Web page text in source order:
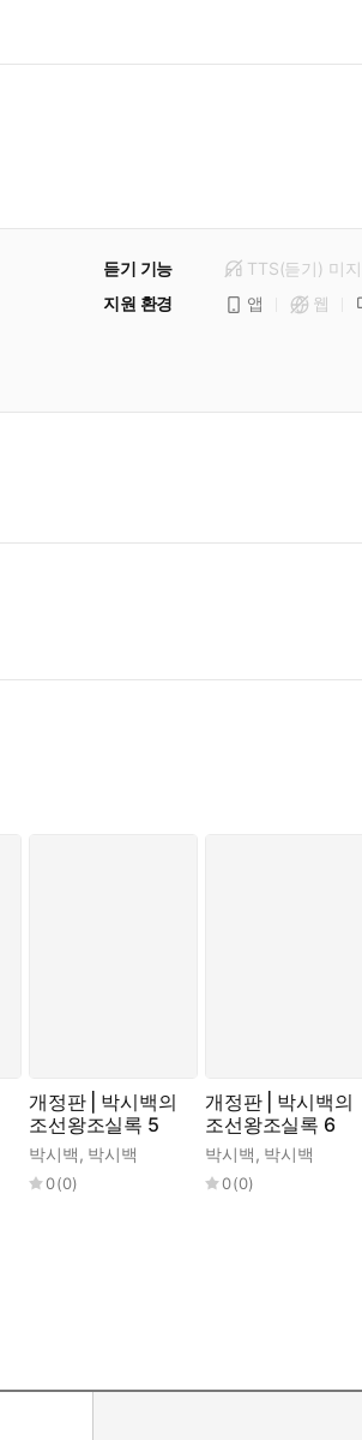
듣기 기능 TTS(듣기) 미
지원 환경 앱
웹
개정판 | 박시백의
조선왕조실록 5
박시백, 박시백
0(0)
개정판 | 박시백의
조선왕조실록 6
박시백, 박시백
0(0)